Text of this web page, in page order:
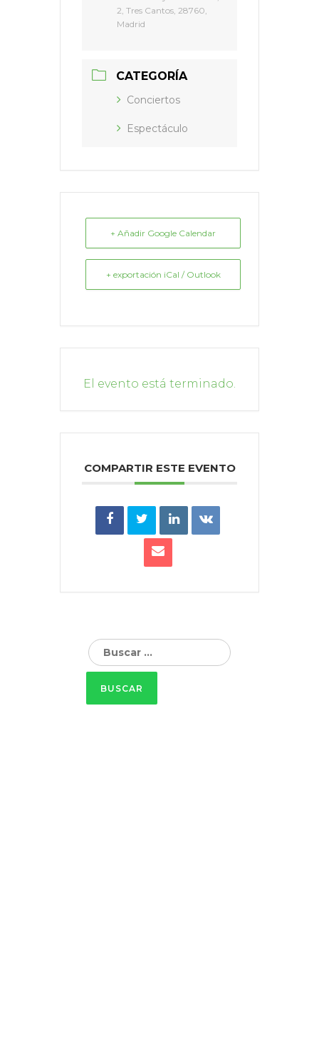
2, Tres Cantos, 28760,
Madrid
CATEGORÍA
Conciertos
Espectáculo
+ Añadir Google Calendar
+ exportación iCal / Outlook
El evento está terminado.
COMPARTIR ESTE EVENTO
Buscar: